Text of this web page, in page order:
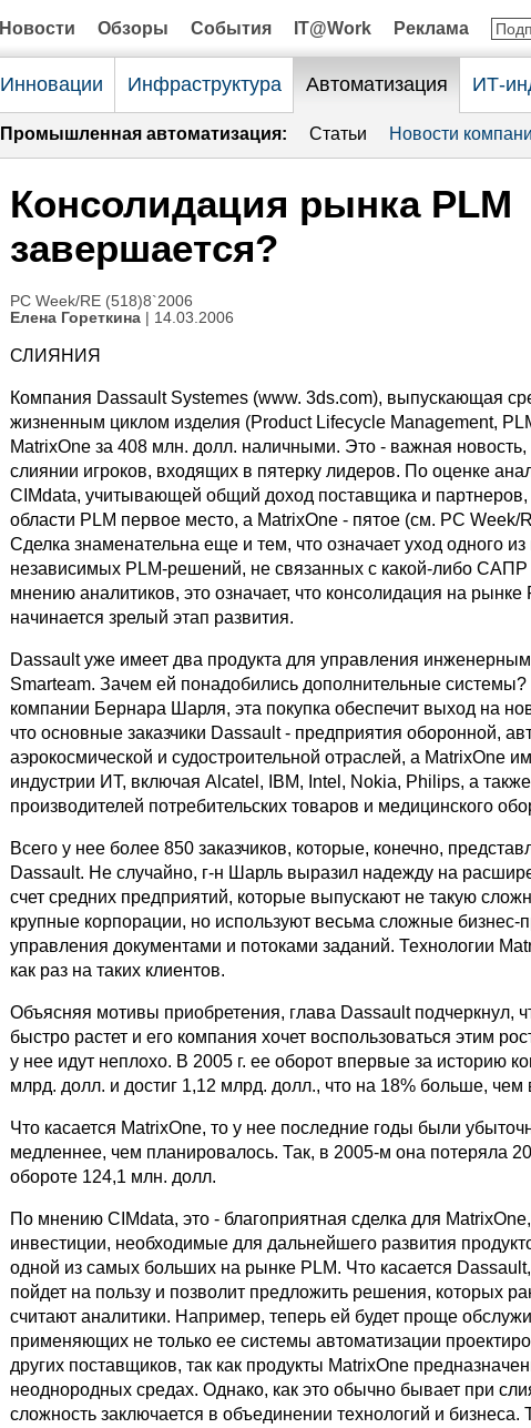
Новости Обзоры События IT@Work Реклама
Инновации Инфраструктура Автоматизация ИТ-
Промышленная автоматизация: Статьи Новости
Консолидация рынка PLM
завершается?
PC Week/RE (518)8`2006
Елена Гореткина | 14.03.2006
СЛИЯНИЯ
Компания Dassault Systemes (www. 3ds.com), выпускающая
жизненным циклом изделия (Product Lifecycle Management,
MatrixOne за 408 млн. долл. наличными. Это - важная новость,
слиянии игроков, входящих в пятерку лидеров. По оценке
CIMdata, учитывающей общий доход поставщика и партнеров,
области PLM первое место, а MatrixOne - пятое (см. PC Week/
Сделка знаменательна еще и тем, что означает уход одного
независимых PLM-решений, не связанных с какой-либо
мнению аналитиков, это означает, что консолидация на рынке
начинается зрелый этап развития.
Dassault уже имеет два продукта для управления
Smarteam. Зачем ей понадобились дополнительные
компании Бернара Шарля, эта покупка обеспечит выход на
что основные заказчики Dassault - предприятия оборонной,
аэрокосмической и судостроительной отраслей, а MatrixOne
индустрии ИТ, включая Alcatel, IBM, Intel, Nokia, Philips, а
производителей потребительских товаров и медицинского
Всего у нее более 850 заказчиков, которые, конечно,
Dassault. Не случайно, г-н Шарль выразил надежду на
счет средних предприятий, которые выпускают не такую
крупные корпорации, но используют весьма сложные
управления документами и потоками заданий. Технологии
как раз на таких клиентов.
Объясняя мотивы приобретения, глава Dassault подчеркнул,
быстро растет и его компания хочет воспользоваться этим
у нее идут неплохо. В 2005 г. ее оборот впервые за историю
млрд. долл. и достиг 1,12 млрд. долл., что на 18% больше, чем
Что касается MatrixOne, то у нее последние годы были
медленнее, чем планировалось. Так, в 2005-м она потеряла
обороте 124,1 млн. долл.
По мнению CIMdata, это - благоприятная сделка для
инвестиции, необходимые для дальнейшего развития
одной из самых больших на рынке PLM. Что касается
пойдет на пользу и позволит предложить решения, которых
считают аналитики. Например, теперь ей будет проще
применяющих не только ее системы автоматизации
других поставщиков, так как продукты MatrixOne
неоднородных средах. Однако, как это обычно бывает при
сложность заключается в объединении технологий и бизнеса.